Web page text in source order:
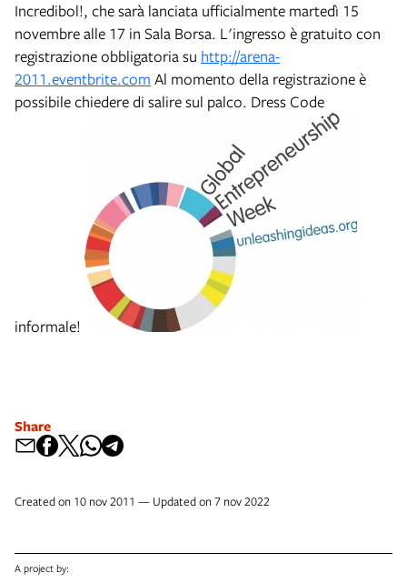
Incredibol!, che sarà lanciata ufficialmente martedì 15
novembre alle 17 in Sala Borsa. L'ingresso è gratuito con
registrazione obbligatoria su http://arena-
2011.eventbrite.com Al momento della registrazione è
possibile chiedere di salire sul palco. Dress Code
informale!
Share
Created on 10 nov 2011 — Updated on 7 nov 2022
A project by: